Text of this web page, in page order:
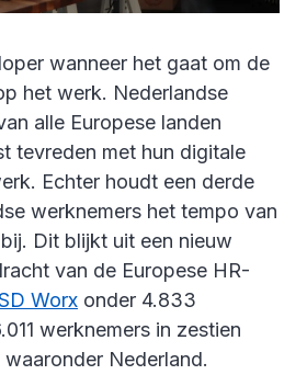
wanneer het gaat om de
het werk. Nederlandse
alle Europese landen
tevreden met hun digitale
Echter houdt een derde
werknemers het tempo van
Dit blijkt uit een nieuw
van de Europese HR-
Worx onder 4.833
werknemers in zestien
waaronder Nederland.